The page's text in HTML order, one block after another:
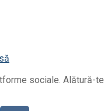
sociale. Alătură-te